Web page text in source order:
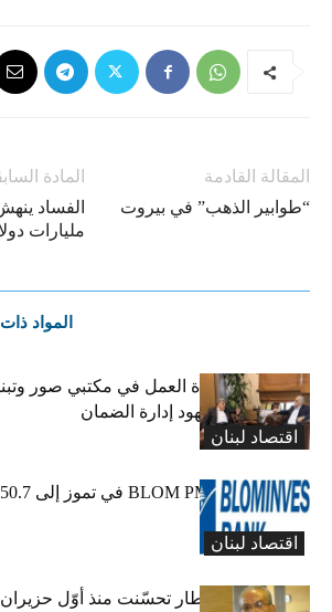
المادة
مليارات
المقالة القادمة
“طوابير الذهب” في بيروت
المواد
اقتصاد لبنان
كركي يعلن عودة العمل في مكتبي صور
وطليس ينوّه بجهود إدارة الضمان
اقتصاد لبنان
ارتفاع مؤشر BLOM PMI في تموز إلى 50.7
نقطة
عبود: حركة المطار تحسّنت منذ أوّل